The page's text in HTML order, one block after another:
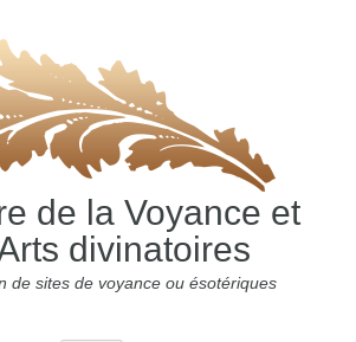
de la Voyance et
divinatoires
de sites de voyance ou ésotériques